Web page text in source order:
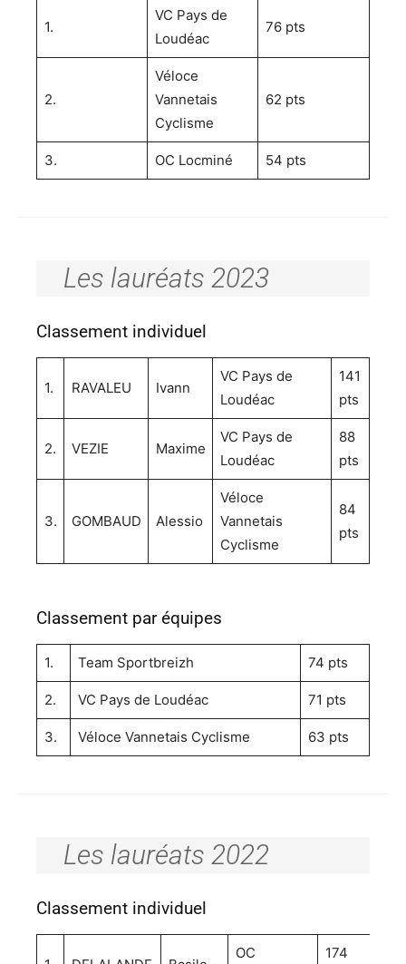
1.
VC Pays de
Loudéac
76 pts
2.
Véloce
Vannetais
Cyclisme
62 pts
3. OC Locminé 54 pts
Les lauréats 2023
Classement individuel
1. RAVALEU Ivann
VC Pays de
Loudéac
141
pts
2. VEZIE Maxime
VC Pays de
Loudéac
88
pts
3. GOMBAUD Alessio
Véloce
Vannetais
Cyclisme
84
pts
Classement par équipes
1. Team Sportbreizh 74 pts
2. VC Pays de Loudéac 71 pts
3. Véloce Vannetais Cyclisme 63 pts
Les lauréats 2022
Classement individuel
OC
174